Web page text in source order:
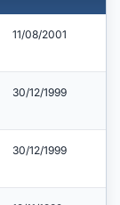
11/08/2001
30/12/1999
30/12/1999